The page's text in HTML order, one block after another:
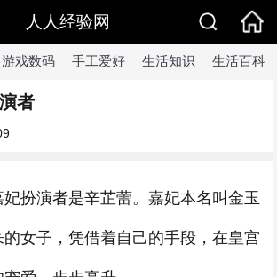
人人经验网
游戏数码 手工爱好 生活知识 生活百科
者
妃扮演者是辛芷蕾。嘉妃本名叫金玉
女子，凭借着自己的手段，在皇宫